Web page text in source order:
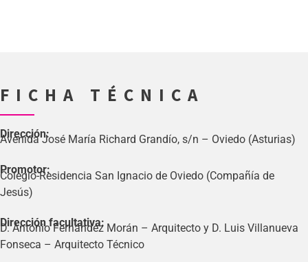
FICHA TÉCNICA
Dirección:
Avenida José María Richard Grandío, s/n – Oviedo (Asturias)
Promotor:
Colegio-Residencia San Ignacio de Oviedo (Compañía de
Jesús)
Dirección facultativa:
D. Antonio Fernández Morán – Arquitecto y D. Luis Villanueva
Fonseca – Arquitecto Técnico